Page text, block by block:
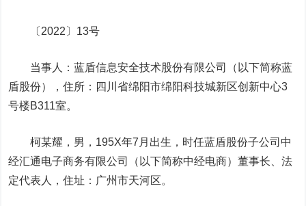
〔2022〕13号
当事人：蓝盾信息安全技术股份有限公司（以下简称蓝
盾股份），住所：四川省绵阳市绵阳科技城新区创新中心3
号楼B311室。
柯某耀，男，195X年7月出生，时任蓝盾股份子公司中
经汇通电子商务有限公司（以下简称中经电商）董事长、法
定代表人，住址：广州市天河区。